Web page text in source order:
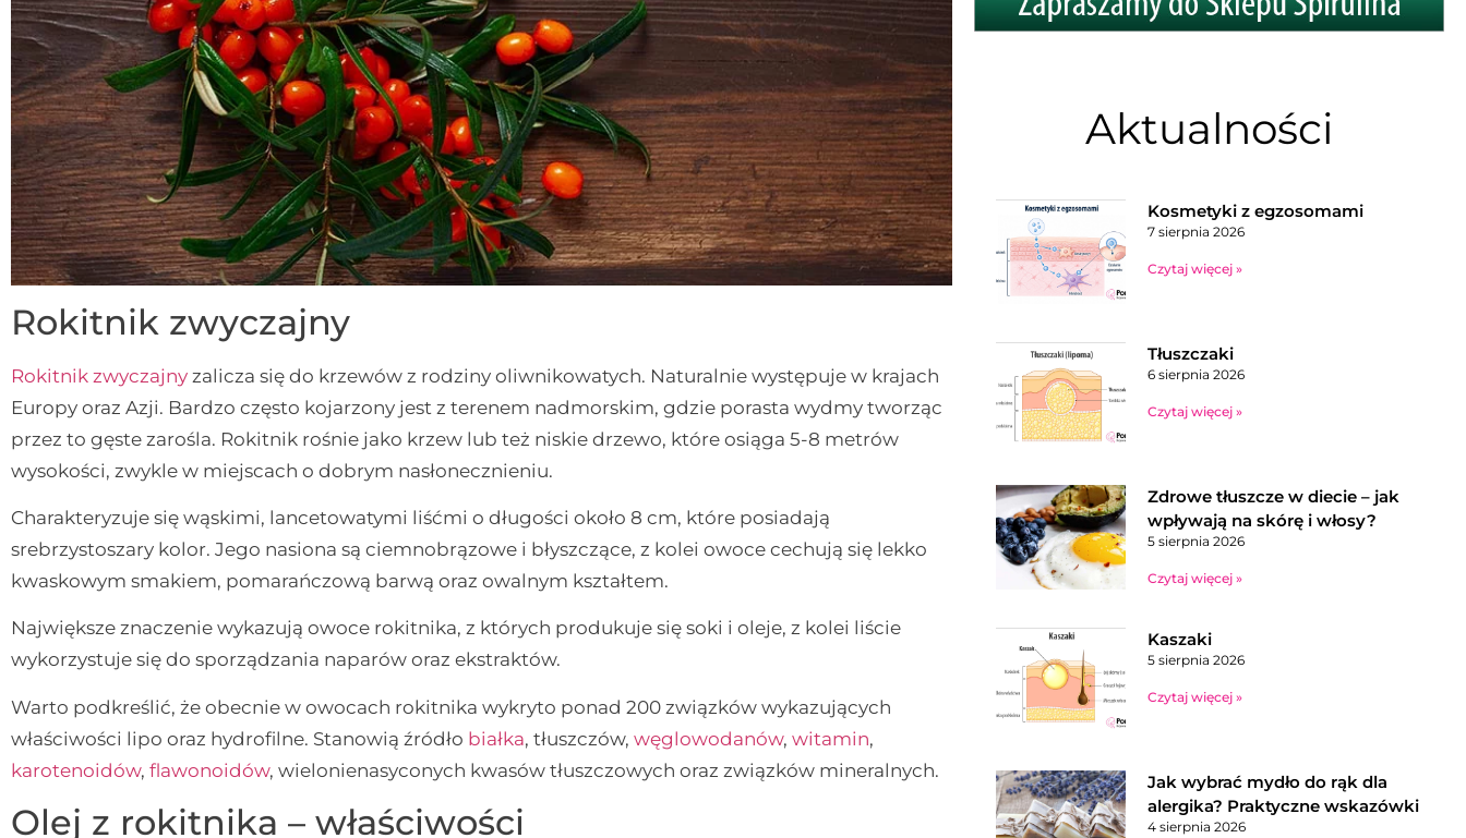
Rokitnik zwyczajny
Rokitnik zwyczajny zalicza się do krzewów z rodziny oliwnikowatych. Naturalnie występuje w krajach
Europy oraz Azji. Bardzo często kojarzony jest z terenem nadmorskim, gdzie porasta wydmy tworząc
przez to gęste zarośla. Rokitnik rośnie jako krzew lub też niskie drzewo, które osiąga 5-8 metrów
wysokości, zwykle w miejscach o dobrym nasłonecznieniu.
Charakteryzuje się wąskimi, lancetowatymi liśćmi o długości około 8 cm, które posiadają
srebrzystoszary kolor. Jego nasiona są ciemnobrązowe i błyszczące, z kolei owoce cechują się lekko
kwaskowym smakiem, pomarańczową barwą oraz owalnym kształtem.
Największe znaczenie wykazują owoce rokitnika, z których produkuje się soki i oleje, z kolei liście
wykorzystuje się do sporządzania naparów oraz ekstraktów.
Warto podkreślić, że obecnie w owocach rokitnika wykryto ponad 200 związków wykazujących
właściwości lipo oraz hydrofilne. Stanowią źródło białka, tłuszczów, węglowodanów, witamin,
karotenoidów, flawonoidów, wielonienasyconych kwasów tłuszczowych oraz związków mineralnych.
Olej z rokitnika – właściwości
Aktualności
Kosmetyki z egzosomami
7 sierpnia 2026
Czytaj więcej »
Tłuszczaki
6 sierpnia 2026
Czytaj więcej »
Zdrowe tłuszcze w diecie – jak
wpływają na skórę i włosy?
5 sierpnia 2026
Czytaj więcej »
Kaszaki
5 sierpnia 2026
Czytaj więcej »
Jak wybrać mydło do rąk dla
alergika? Praktyczne wskazówki
4 sierpnia 2026